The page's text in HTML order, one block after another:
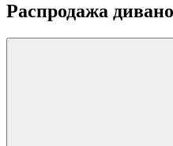
Распродажа